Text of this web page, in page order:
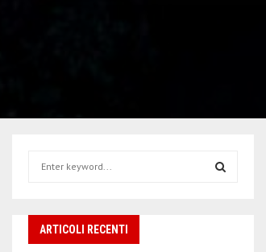
h
ARTICOLI RECENTI